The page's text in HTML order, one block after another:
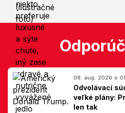
08. aug. 2026 o
Odvolávací
veľké plány:
len tak